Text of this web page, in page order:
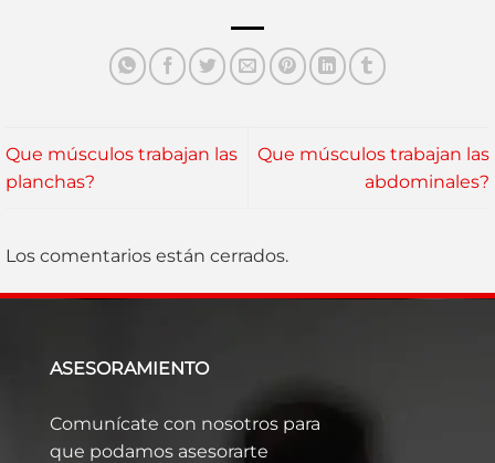
Que músculos trabajan las
planchas?
Que músculos trabajan las
abdominales?
Los comentarios están cerrados.
ASESORAMIENTO
Comunícate con nosotros para
que podamos asesorarte